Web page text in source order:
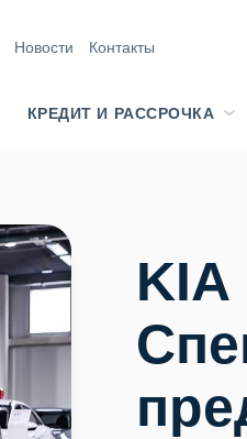
Новости Контакты
КРЕДИТ И РАССРОЧКА